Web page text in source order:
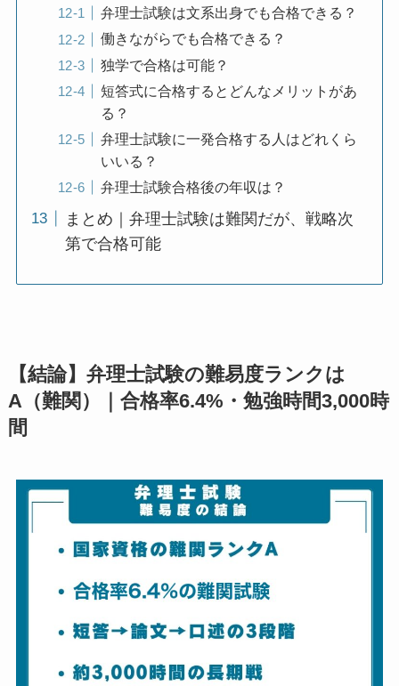
弁理士試験は文系出身でも合格できる？
働きながらでも合格できる？
独学で合格は可能？
短答式に合格するとどんなメリットがあ
る？
弁理士試験に一発合格する人はどれくら
いいる？
弁理士試験合格後の年収は？
まとめ｜弁理士試験は難関だが、戦略次
第で合格可能
【結論】弁理士試験の難易度ランクは
A（難関）｜合格率6.4%・勉強時間3,000時
間